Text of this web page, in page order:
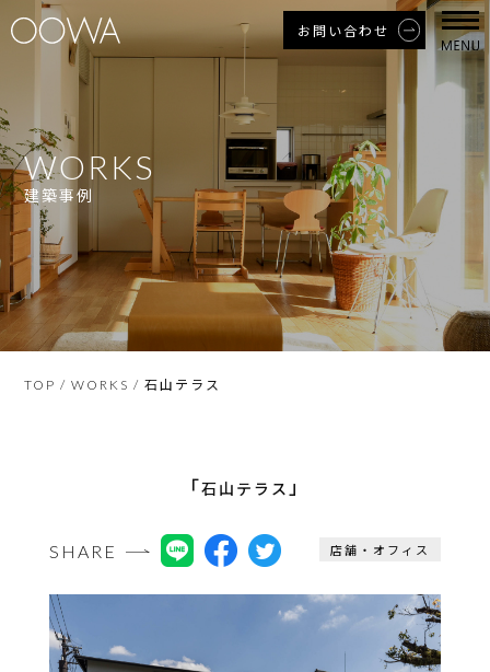
お問い合わせ
WORKS
建築事例
TOP /WORKS /石山テラス
「石山テラス 」
SHARE 店舗・オフィス